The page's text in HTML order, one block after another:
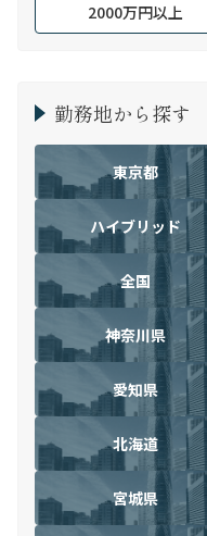
2000万円以上
勤務地から探す
東京都
ハイブリッド
全国
神奈川県
愛知県
北海道
宮城県